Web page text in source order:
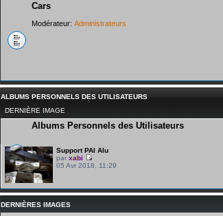
Cars
Modérateur: Administrateurs
ALBUMS PERSONNELS DES UTILISATEURS
DERNIÈRE IMAGE
Albums Personnels des Utilisateurs
Support PAI Alu
par xabi
05 Avr 2018, 11:29
DERNIÈRES IMAGES